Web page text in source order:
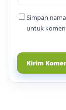
Simpan
untuk